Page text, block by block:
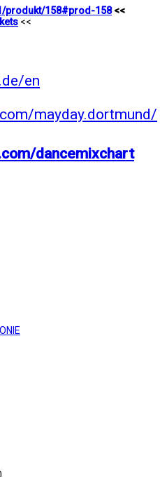
produkt/158#prod-158<<
<<
en
mayday.dortmund/
dancemixchart